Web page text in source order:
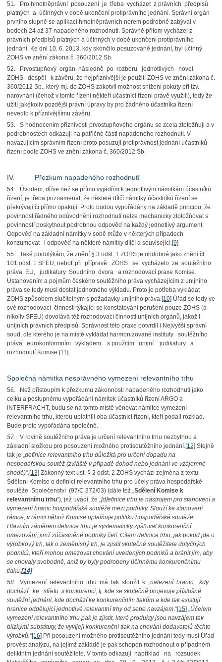
51. Pro hmotněprávní posouzení je třeba vycházet z právních předpisů
platných a účinných v době ukončení protiprávního jednání. Správní orgán
prvního stupně se aplikací hmotněprávních norem podrobně zabýval v
bodech 24 až 37 napadeného rozhodnutí. Správně přitom vycházel z
právních předpisů platných a účinných v době ukončení protiprávního
jednání. Ke dni 10. 6. 2013, kdy skončilo posuzované jednání, byl účinný
ZOHS ve znění zákona č. 360/2012 Sb.
52. Prvostupňový orgán následně po rozboru jednotlivých novel
ZOHS dospěl k závěru, že nejpříznivější je použití ZOHS ve znění zákona č.
360/2012 Sb., který mj. do ZOHS zakotvil možnost snížení pokuty při tzv.
narovnání (čehož v tomto řízení někteří účastníci řízení právě využili), tedy že
užití jakékoliv pozdější právní úpravy by pro žádného účastníka řízení
nevedlo k příznivějšímu závěru.
53. S hodnocením příznivosti prvostupňového orgánu se zcela ztotožňuji a v
podrobnostech odkazuji na patřičné části napadeného rozhodnutí. V
navazujícím správním řízení proto posuzuji protiprávnost jednání účastníků
řízení podle ZOHS ve znění zákona č. 360/2012 Sb.
IV. Přezkum napadeného rozhodnutí
54. Úvodem, dříve než se přímo vyjádřím k jednotlivým námitkám účastníků
řízení, je třeba poznamenat, že některé dílčí námitky účastníků řízení se
překrývají či přímo opakují. Proto budou vypořádány na základě principu, že
povinnost řádného odůvodnění rozhodnutí nelze mechanicky ztotožňovat s
povinností poskytnout podrobnou odpověď na každý jednotlivý argument.
Odpověď na základní námitky v sobě může v některých případech
konzumovat i odpověď na některé námitky dílčí a související.[9]
55. Také podotýkám, že znění § 3 odst. 1 ZOHS je obdobné jako znění čl.
101 odst. 1 SFEU, neboť při přípravě ZOHS se vycházelo ze soutěžního
práva EU, judikatury Soudního dvora a rozhodovací praxe Komise.
Ustanovením a pojmům českého soutěžního práva vycházejícím z unijního
práva se tedy musí dostat jednotného výkladu. Proto je potřeba vykládat
ZOHS způsobem slučitelným s požadavky unijního práva.[10] Úřad se tedy ve
své rozhodovací činnosti týkající se konstatování porušení pouze ZOHS (a
nikoliv SFEU) dovolává též rozhodovací činnosti unijních orgánů, jakož i
unijních právních předpisů. Správnost této praxe potvrdil i Nejvyšší správní
soud, dle kterého je na místě vykládat harmonizované instituty soutěžního
práva eurokonformním výkladem s použitím unijní judikatury a
rozhodnutí Komise.[11]
Společná námitka nesprávného vymezení relevantního trhu
56. Než přistoupím k přezkumu zákonnosti napadeného rozhodnutí jako
celku a postupnému vypořádání námitek účastníků řízení ARGO a
INTERFRACHT, budu se na tomto místě věnovat námitce vymezení
relevantního trhu, kterou uplatnili oba účastníci řízení, kteří podali rozklad.
Bude proto vypořádána společně.
57. V rovině soutěžního práva je určení relevantního trhu nezbytnou a
základní složkou pro posouzení možného protisoutěžního jednání.[12] Stejně
tak je „definice relevantního trhu důležitá pro určení dopadu na
hospodářskou soutěž (zvláště v případě dohod nebo jednání ve vzájemné
shodě)“.[13] Zákonný text ust. § 2 odst. 2 ZOHS vychází zejména z textu
Sdělení Komise o definici relevantního trhu pro účely práva hospodářské
soutěže Společenství (97/C 372/03) (dále též „Sdělení Komise k
relevantnímu trhu“), jež uvádí, že „[d]efinice trhu je nástrojem pro stanovení a
vymezení hranic hospodářské soutěže mezi podniky. Slouží ke stanovení
rámce, v rámci něhož Komise uplatňuje politiku hospodářské soutěže.
Hlavním záměrem definice trhu je systematicky zjišťovat konkurenční
omezování, jimž zúčastněné podniky čelí. Cílem definice trhu, jak pokud jde o
výrobkový trh, tak o zeměpisný trh, je zjistit skutečné soutěžitele dotyčných
podniků, kteří mohou omezovat chování uvedených podniků a bránit jim, aby
se chovaly svobodně, aniž by byly podrobeny účinnému konkurenčnímu
tlaku.[14]
58. Vymezení relevantního trhu má tak sloužit k „nalezení hranic, kdy
dochází ke střetu s konkurencí, tj. kde se skutečně projevuje příslušné
soutěžní jednání, kde dochází ke konkurenčním tlakům a kde tak existují
hranice oddělující jednotlivé relevantní trhy od sebe navzájem.“[15] „Účelem
vymezení relevantního trhu pak je zjistit, které produkty jsou navzájem tak
blízkými substituty, že vyvíjejí konkurenční tlak na chování dodavatelů těchto
výrobků.“[16] Při posouzení možného protisoutěžního jednání tedy musí Úřad
provést analýzu, na jejímž základě je pak schopen rozhodnout o případném
deliktním jednání soutěžitele. V tomto odkazuji například na rozsudek